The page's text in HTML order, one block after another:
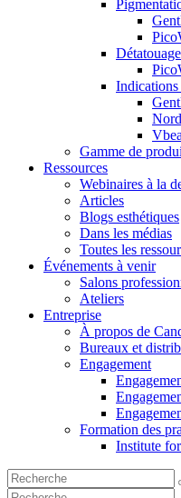
Détatouage
Indications
Gamme de
Ressources
Webinaires à la
Articles
Blogs esthétiques
Dans les médias
Toutes les
Événements à venir
Salons
Ateliers
Entreprise
À propos de
Bureaux et
Engagement
Formation des
Institute